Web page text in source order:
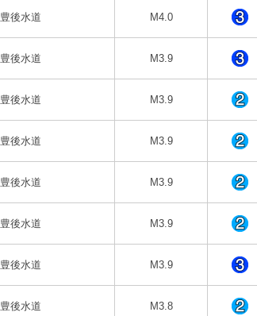
豊後水道 M4.0
豊後水道 M3.9
豊後水道 M3.9
豊後水道 M3.9
豊後水道 M3.9
豊後水道 M3.9
豊後水道 M3.9
豊後水道 M3.8